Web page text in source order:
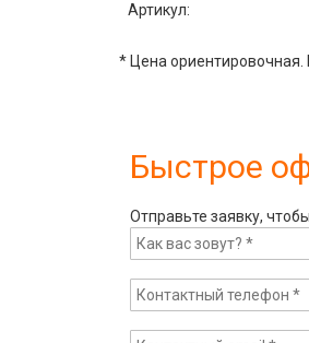
Артикул:
* Цена ориентировочная.
Быстрое
Отправьте заявку,